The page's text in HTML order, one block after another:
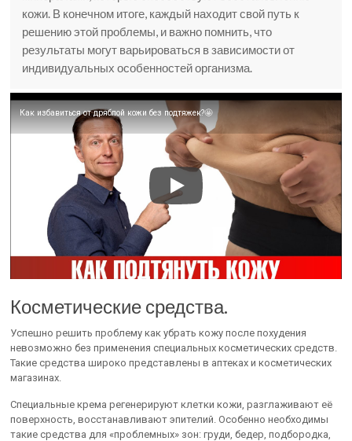
кожи. В конечном итоге, каждый находит свой путь к
решению этой проблемы, и важно помнить, что
результаты могут варьироваться в зависимости от
индивидуальных особенностей организма.
Как избавиться от дряблой кожи без подтяжек?🤩
Косметические средства.
Успешно решить проблему как убрать кожу после похудения
невозможно без применения специальных косметических средств.
Такие средства широко представлены в аптеках и косметических
магазинах.
Специальные крема регенерируют клетки кожи, разглаживают её
поверхность, восстанавливают эпителий. Особенно необходимы
такие средства для «проблемных» зон: груди, бедер, подбородка,